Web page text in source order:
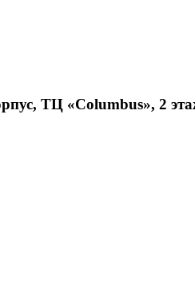
ТЦ «Columbus», 2